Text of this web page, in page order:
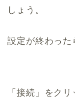
しょう。
設定が終わった
「接続」をクリ